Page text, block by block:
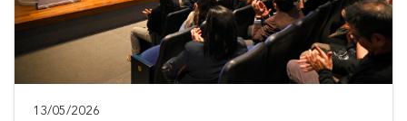
13/05/2026